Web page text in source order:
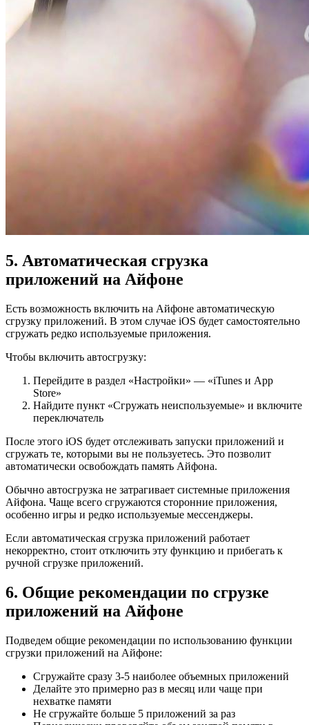
5. Автоматическая сгрузка
приложений на Айфоне
Есть возможность включить на Айфоне автоматическую
сгрузку приложений. В этом случае iOS будет самостоятельно
сгружать редко используемые приложения.
Чтобы включить автосгрузку:
Перейдите в раздел «Настройки» — «iTunes и App
Store»
Найдите пункт «Сгружать неиспользуемые» и включите
переключатель
После этого iOS будет отслеживать запуски приложений и
сгружать те, которыми вы не пользуетесь. Это позволит
автоматически освобождать память Айфона.
Обычно автосгрузка не затрагивает системные приложения
Айфона. Чаще всего сгружаются сторонние приложения,
особенно игры и редко используемые мессенджеры.
Если автоматическая сгрузка приложений работает
некорректно, стоит отключить эту функцию и прибегать к
ручной сгрузке приложений.
6. Общие рекомендации по сгрузке
приложений на Айфоне
Подведем общие рекомендации по использованию функции
сгрузки приложений на Айфоне:
Сгружайте сразу 3-5 наиболее объемных приложений
Делайте это примерно раз в месяц или чаще при
нехватке памяти
Не сгружайте больше 5 приложений за раз